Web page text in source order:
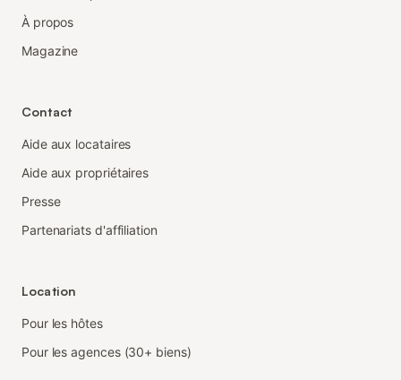
À propos
Magazine
Contact
Aide aux locataires
Aide aux propriétaires
Presse
Partenariats d'affiliation
Location
Pour les hôtes
Pour les agences (30+ biens)